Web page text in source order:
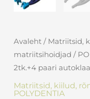
Avaleht / Matriitsid,
matriitsihoidjad /
2tk.+4 paari
Matriitsid, kiilud,
POLYDENTIA